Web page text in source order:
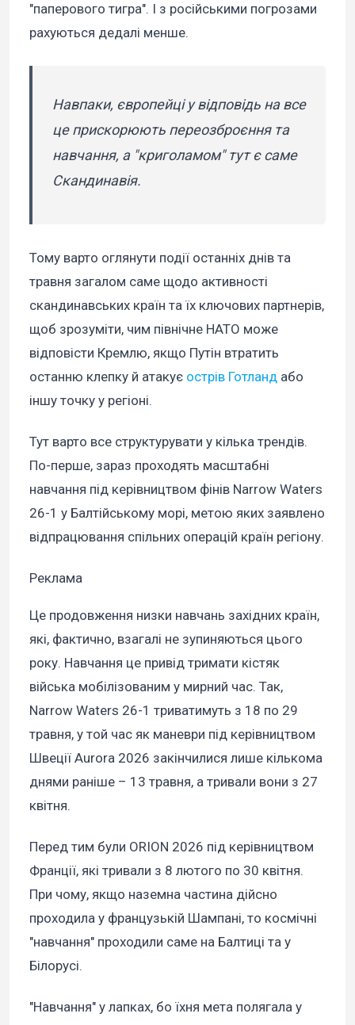
"паперового тигра". І з російськими погрозами
рахуються дедалі менше.
Навпаки, європейці у відповідь на все
це прискорюють переозброєння та
навчання, а "криголамом" тут є саме
Скандинавія.
Тому варто оглянути події останніх днів та
травня загалом саме щодо активності
скандинавських країн та їх ключових партнерів,
щоб зрозуміти, чим північне НАТО може
відповісти Кремлю, якщо Путін втратить
останню клепку й атакує острів Готланд або
іншу точку у регіоні.
Тут варто все структурувати у кілька трендів.
По-перше, зараз проходять масштабні
навчання під керівництвом фінів Narrow Waters
26-1 у Балтійському морі, метою яких заявлено
відпрацювання спільних операцій країн регіону.
Реклама
Це продовження низки навчань західних країн,
які, фактично, взагалі не зупиняються цього
року. Навчання це привід тримати кістяк
війська мобілізованим у мирний час. Так,
Narrow Waters 26-1 триватимуть з 18 по 29
травня, у той час як маневри під керівництвом
Швеції Aurora 2026 закінчилися лише кількома
днями раніше – 13 травня, а тривали вони з 27
квітня.
Перед тим були ORION 2026 під керівництвом
Франції, які тривали з 8 лютого по 30 квітня.
При чому, якщо наземна частина дійсно
проходила у французькій Шампані, то космічні
"навчання" проходили саме на Балтиці та у
Білорусі.
"Навчання" у лапках, бо їхня мета полягала у